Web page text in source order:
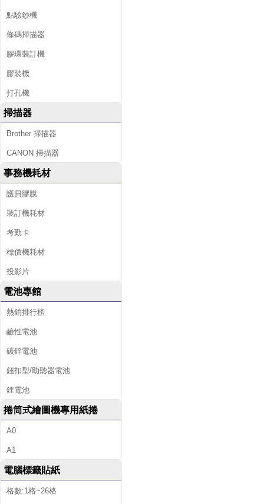
點驗鈔機
條碼掃描器
膠環裝訂機
膠裝機
打孔機
掃描器
Brother 掃描器
CANON 掃描器
事務機耗材
護貝膠膜
裝訂機耗材
考勤卡
標價機耗材
投影片
電池專館
熱銷排行榜
鹼性電池
碳鋅電池
鈕扣型/助聽器電池
鋰電池
捲筒式繪圖機專用紙捲
A0
A1
電腦標籤貼紙
格數:1格~26格